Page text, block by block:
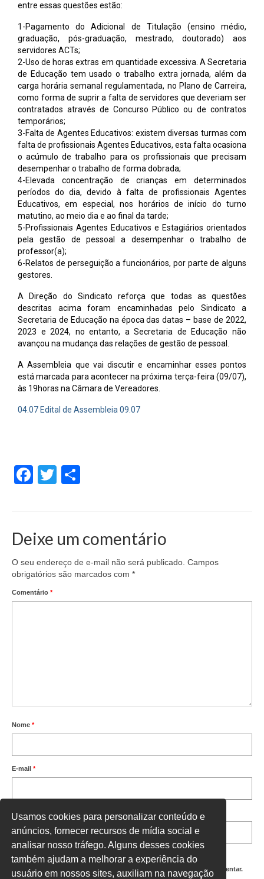
entre essas questões estão:
1-Pagamento do Adicional de Titulação (ensino médio,
graduação, pós-graduação, mestrado, doutorado) aos
servidores ACTs;
2-Uso de horas extras em quantidade excessiva. A Secretaria
de Educação tem usado o trabalho extra jornada, além da
carga horária semanal regulamentada, no Plano de Carreira,
como forma de suprir a falta de servidores que deveriam ser
contratados através de Concurso Público ou de contratos
temporários;
3-Falta de Agentes Educativos: existem diversas turmas com
falta de profissionais Agentes Educativos, esta falta ocasiona
o acúmulo de trabalho para os profissionais que precisam
desempenhar o trabalho de forma dobrada;
4-Elevada concentração de crianças em determinados
períodos do dia, devido à falta de profissionais Agentes
Educativos, em especial, nos horários de início do turno
matutino, ao meio dia e ao final da tarde;
5-Profissionais Agentes Educativos e Estagiários orientados
pela gestão de pessoal a desempenhar o trabalho de
professor(a);
6-Relatos de perseguição a funcionários, por parte de alguns
gestores.
A Direção do Sindicato reforça que todas as questões
descritas acima foram encaminhadas pelo Sindicato a
Secretaria de Educação na época das datas – base de 2022,
2023 e 2024, no entanto, a Secretaria de Educação não
avançou na mudança das relações de gestão de pessoal.
A Assembleia que vai discutir e encaminhar esses pontos
está marcada para acontecer na próxima terça-feira (09/07),
às 19horas na Câmara de Vereadores.
04.07 Edital de Assembleia 09.07
Facebook
Twitter
Deixe um comentário
O seu endereço de e-mail não será publicado. Campos
obrigatórios são marcados com *
Comentário *
Nome *
E-mail *
Site
Salvar meus dados neste navegador para a próxima vez que eu comentar.
Usamos cookies para personalizar conteúdo e
anúncios, fornecer recursos de mídia social e
analisar nosso tráfego. Alguns desses cookies
também ajudam a melhorar a experiência do
usuário em nossos sites, auxiliam na navegação